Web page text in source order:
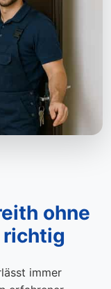
ohne
richtig
immer